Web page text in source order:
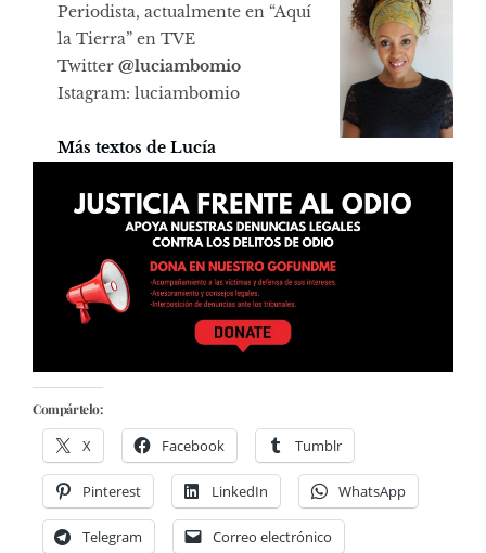
Periodista, actualmente en “Aquí
la Tierra” en TVE
Twitter@luciambomio
Istagram: luciambomio
Más textos de Lucía
Compártelo:
X Facebook Tumblr
Pinterest LinkedIn WhatsApp
Telegram Correo electrónico